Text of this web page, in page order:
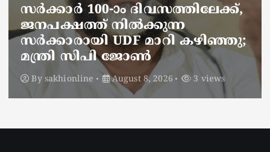
ചായകുടിക്കാൻ എടപ്പാളിലെത്തി
അർജുൻ ആയങ്കി;
സഞ്ചരിക്കുന്നത് വാഹനങ്ങൾ
മാറ്റി
By sakhionline August 8, 2026 5 views